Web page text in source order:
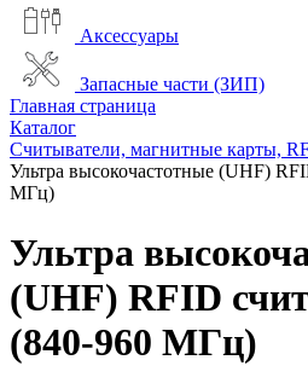
Аксессуары
Запасные части (ЗИП)
Главная страница
Каталог
Считыватели, магнитные карты,
Ультра высокочастотные (UHF)
МГц)
Ультра
(UHF) RFID
(840-960 МГц)